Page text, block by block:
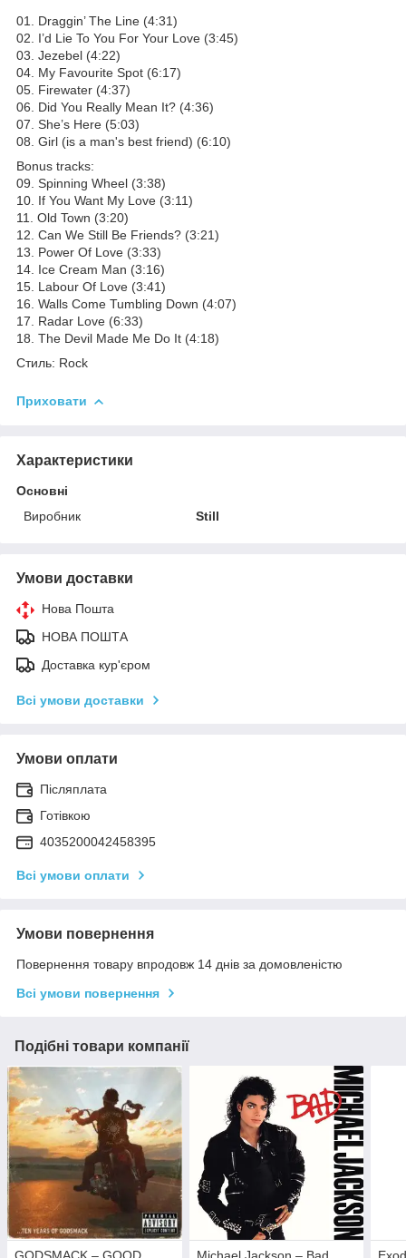
01. Draggin’ The Line (4:31)
02. I’d Lie To You For Your Love (3:45)
03. Jezebel (4:22)
04. My Favourite Spot (6:17)
05. Firewater (4:37)
06. Did You Really Mean It? (4:36)
07. She’s Here (5:03)
08. Girl (is a man's best friend) (6:10)
Bonus tracks:
09. Spinning Wheel (3:38)
10. If You Want My Love (3:11)
11. Old Town (3:20)
12. Can We Still Be Friends? (3:21)
13. Power Of Love (3:33)
14. Ice Cream Man (3:16)
15. Labour Of Love (3:41)
16. Walls Come Tumbling Down (4:07)
17. Radar Love (6:33)
18. The Devil Made Me Do It (4:18)
Стиль: Rock
Приховати
Характеристики
Основні
Виробник
Still
Умови доставки
Нова Пошта
НОВА ПОШТА
Доставка кур'єром
Всі умови доставки
Умови оплати
Післяплата
Готівкою
4035200042458395
Всі умови оплати
Умови повернення
Повернення товару впродовж 14 днів за домовленістю
Всі умови повернення
Подібні товари компанії